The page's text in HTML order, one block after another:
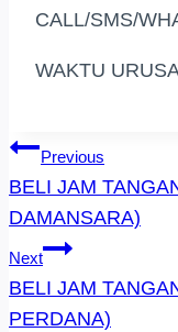
CALL/SMS/
WAKTU
Post
Navigation
Previous
BELI JAM
DAMANSARA)
Next
BELI JAM
PERDANA)